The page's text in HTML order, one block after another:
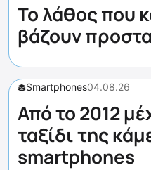
Το λάθος που
βάζουν
Smartphones04.08.26
Από το 2012
ταξίδι της
smartphones